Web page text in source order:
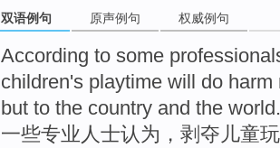
双语例句 原声例句 权威例句
According to some
children's playtime will do harm
but to the country and the world .
一些专业人士认为 ， 剥夺 儿童